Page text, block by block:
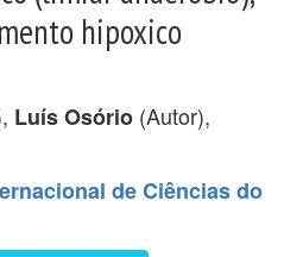
hipoxico
Luís Osório (Autor),
de Ciências do